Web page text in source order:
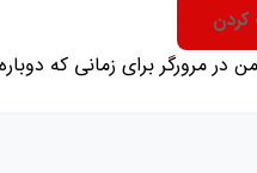
در مرورگر برای زمانی که